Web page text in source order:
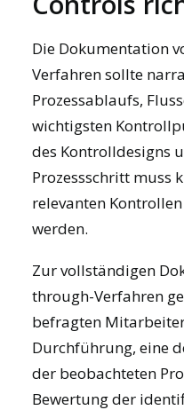
Die Dokumentation
Verfahren sollte
Prozessablaufs,
wichtigsten
des Kontrolldesigns
Prozessschritt muss
relevanten
werden.
Zur vollständigen
through-Verfahren
befragten
Durchführung, eine
der beobachteten
Bewertung der